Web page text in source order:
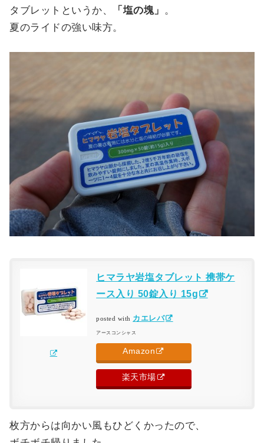
タブレットというか、
「塩の塊」 。
夏のライドの強い味方。
ヒマラヤ岩塩タブレット 携帯ケ
ース入り 50錠入り 15g
posted with カエレバ
アースコンシャス
Amazon
楽天市場
枚方からは向かい風もひどくかったので、